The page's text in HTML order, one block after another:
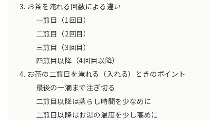
お茶を淹れる回数による違い
一煎目（1回目）
二煎目（2回目）
三煎目（3回目）
四煎目以降（4回目以降）
お茶の二煎目を淹れる（入れる）ときのポイント
最後の一滴まで注ぎ切る
二煎目以降は蒸らし時間を少なめに
二煎目以降はお湯の温度を少し高めに